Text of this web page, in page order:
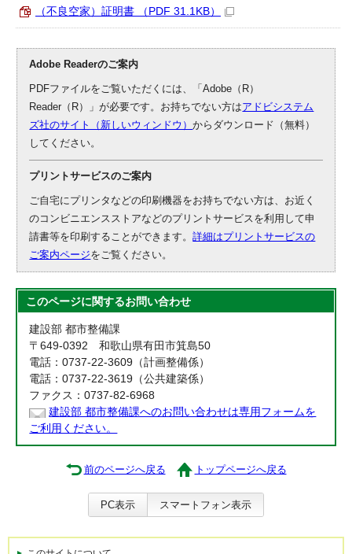
（不良空家）証明書 （PDF 31.1KB）
Adobe Readerのご案内
PDFファイルをご覧いただくには、「Adobe（R）
Reader（R）」が必要です。お持ちでない方はアドビシステム
ズ社のサイト（新しいウィンドウ）からダウンロード（無料）
してください。
プリントサービスのご案内
ご自宅にプリンタなどの印刷機器をお持ちでない方は、お近く
のコンビニエンスストアなどのプリントサービスを利用して申
請書等を印刷することができます。詳細はプリントサービスの
ご案内ページをご覧ください。
このページに関するお問い合わせ
建設部 都市整備課
〒649-0392 和歌山県有田市箕島50
電話：0737-22-3609（計画整備係）
電話：0737-22-3619（公共建築係）
ファクス：0737-82-6968
建設部 都市整備課へのお問い合わせは専用フォームを
ご利用ください。
前のページへ戻る トップページへ戻る
PC表示 スマートフォン表示